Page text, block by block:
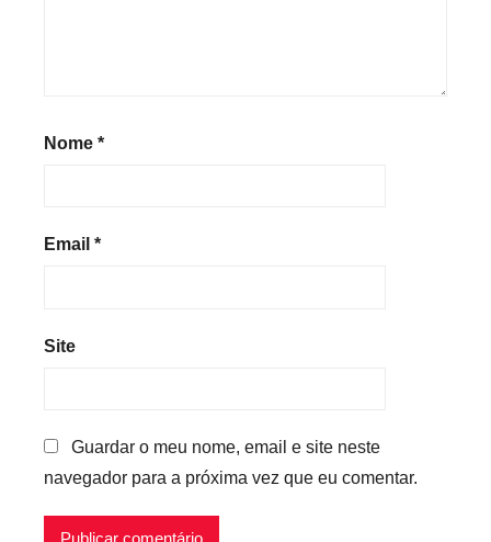
Nome *
Email *
Site
Guardar o meu nome, email e site neste
navegador para a próxima vez que eu comentar.